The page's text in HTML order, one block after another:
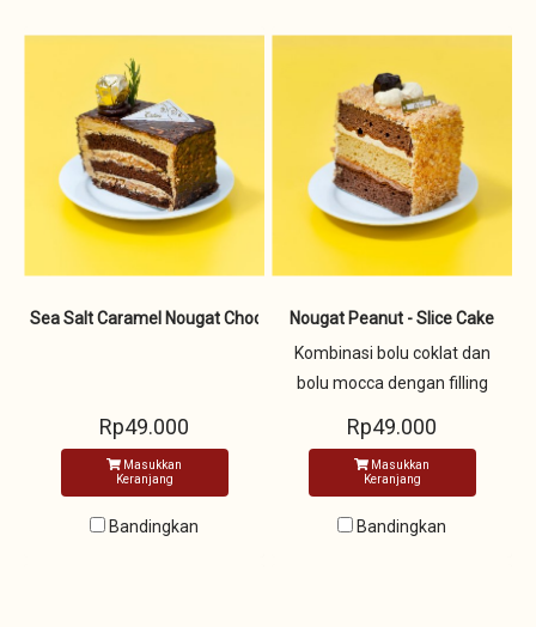
Sea Salt Caramel Nougat Choco - Slice Cake
Rp49.000
Masukkan
Keranjang
Bandingkan
Nougat Peanut - Slice Cake
Kombinasi bolu coklat dan
bolu mocca dengan filling
ganache, dicover penuh
dengan kacang nougat dan
coklat diatasnya
Rp49.000
Masukkan
Keranjang
Bandingkan